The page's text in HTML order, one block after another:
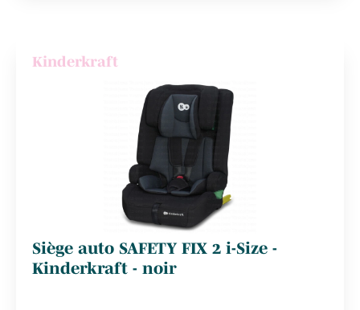
Kinderkraft
Siège auto SAFETY FIX 2 i-Size -
Kinderkraft - noir